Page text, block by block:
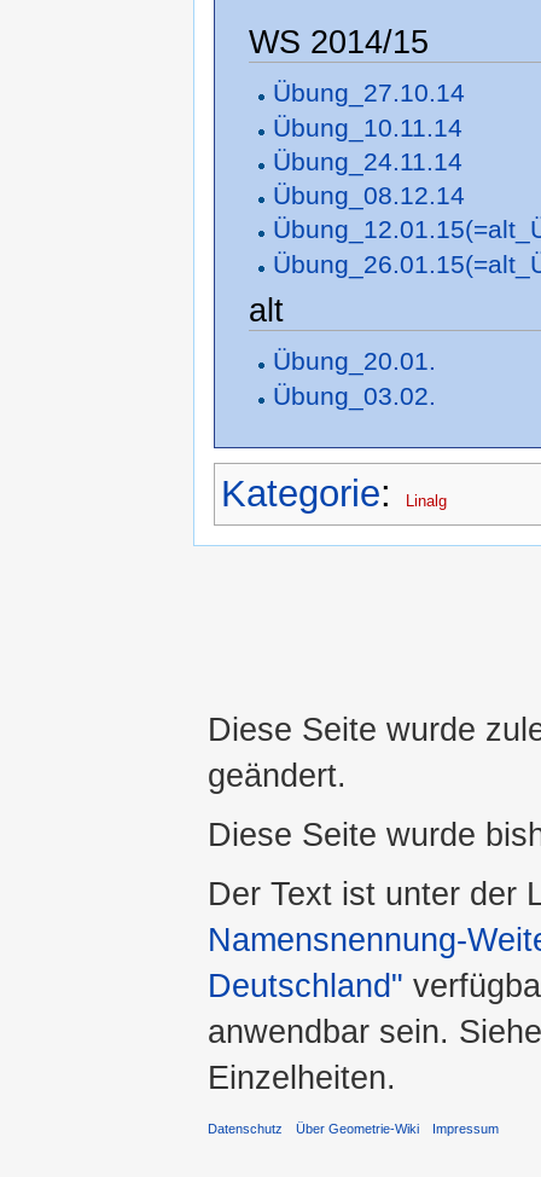
WS 2014/15
Übung_27.10.14
Übung_10.11.14
Übung_24.11.14
Übung_08.12.14
alt
Übung_20.01.
Übung_03.02.
Kategorie: Linalg
Diese Seite wurde
geändert.
Diese Seite wurde
Der Text ist unter der
Namensnennung-
Deutschland"
anwendbar sein.
Einzelheiten.
Datenschutz Über Geometrie-Wiki Impressum